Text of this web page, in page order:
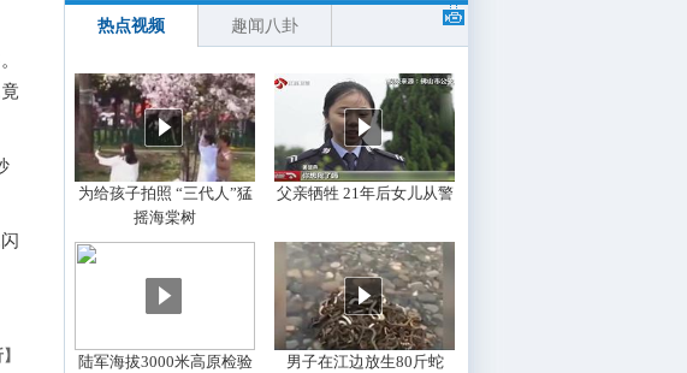
热点视频 趣闻八卦
为给孩子拍照 “三代人”猛
摇海棠树
父亲牺牲 21年后女儿从警
陆军海拔3000米高原检验
男子在江边放生80斤蛇